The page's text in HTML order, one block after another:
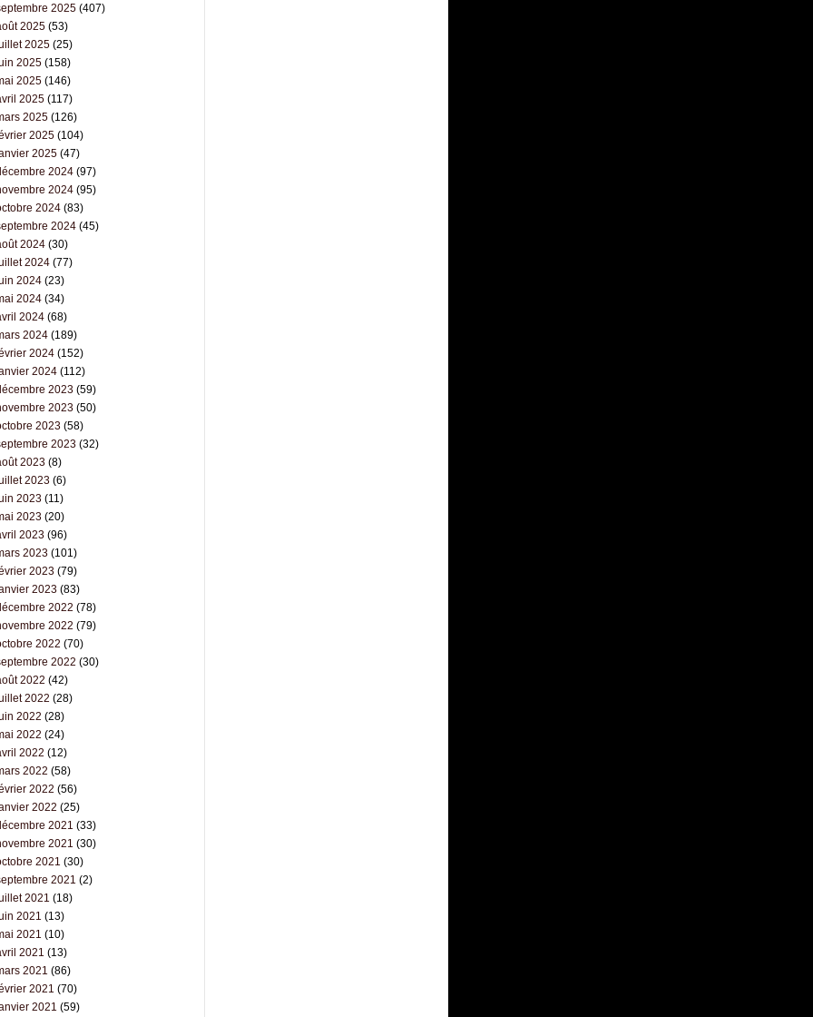
2025(407)
2025(53)
2025(25)
2025(158)
2025(146)
2025(117)
2025(126)
2025(104)
2025(47)
2024(97)
2024(95)
2024(83)
2024(45)
2024(30)
2024(77)
2024(23)
2024(34)
2024(68)
2024(189)
2024(152)
2024(112)
2023(59)
2023(50)
2023(58)
2023(32)
2023(8)
2023(6)
2023(11)
2023(20)
2023(96)
2023(101)
2023(79)
2023(83)
2022 (78)
2022 (79)
2022 (70)
2022 (30)
2022 (42)
2022 (28)
2022 (28)
2022 (24)
2022 (12)
2022 (58)
2022 (56)
2022 (25)
2021 (33)
2021 (30)
2021 (30)
2021 (2)
2021 (18)
2021 (13)
2021 (10)
2021 (13)
2021 (86)
2021 (70)
2021 (59)